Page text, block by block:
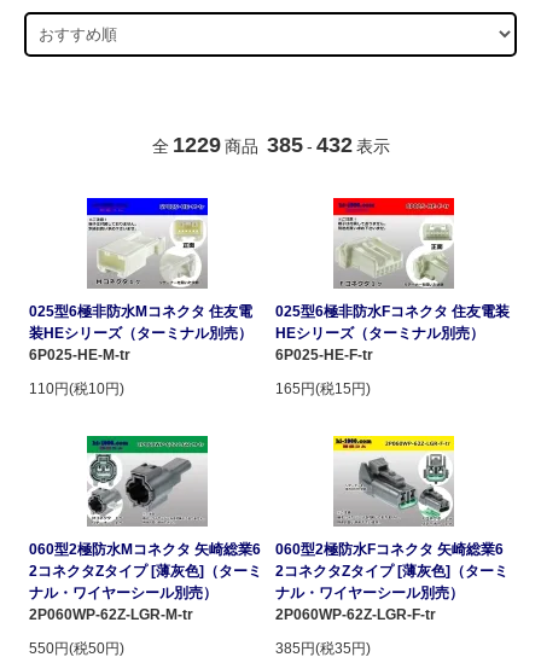
全 1229 商品 385 - 432 表示
025型6極非防水Mコネクタ 住友電
装HEシリーズ（ターミナル別売）
6P025-HE-M-tr
110円(税10円)
025型6極非防水Fコネクタ 住友電装
HEシリーズ（ターミナル別売）
6P025-HE-F-tr
165円(税15円)
060型2極防水Mコネクタ 矢崎総業6
2コネクタZタイプ [薄灰色]（ターミ
ナル・ワイヤーシール別売）
2P060WP-62Z-LGR-M-tr
550円(税50円)
060型2極防水Fコネクタ 矢崎総業6
2コネクタZタイプ [薄灰色]（ターミ
ナル・ワイヤーシール別売）
2P060WP-62Z-LGR-F-tr
385円(税35円)